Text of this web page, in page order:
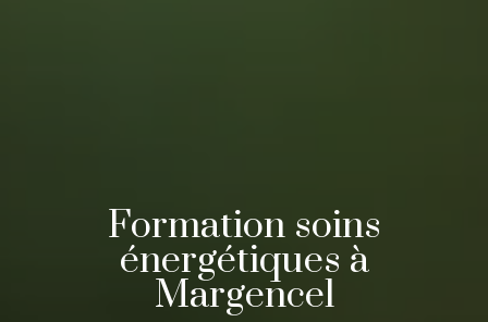
Formation soins
énergétiques à
Margencel